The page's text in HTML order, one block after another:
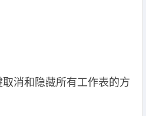
消和隐藏所有工作表的方